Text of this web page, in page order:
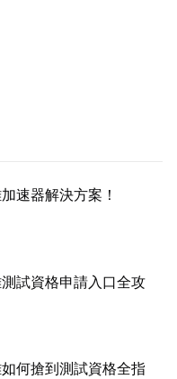
速器解決方案！
試資格申請入口全攻
何搶到測試資格全指